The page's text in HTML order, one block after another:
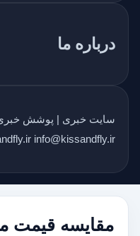
درباره ما
سایت خبری | پوشش خبری
info@kissandfly.ir
مقایسه قیمت